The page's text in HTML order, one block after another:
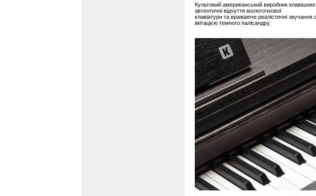
Культовий американський виробник клавішних
автентичні відчуття молоточкової
клавіатури та вражаюче реалістичні звучання
імітацією темного палісандру.